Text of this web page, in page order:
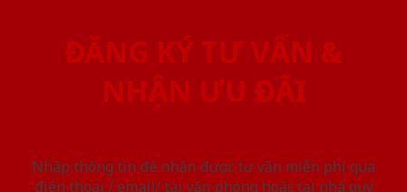
ĐĂNG KÝ TƯ VẤN &
NHẬN ƯU ĐÃI
Nhập thông tin để nhận được tư vấn miễn phí qua
điện thoại / email/ tại văn phòng hoặc tại nhà quý